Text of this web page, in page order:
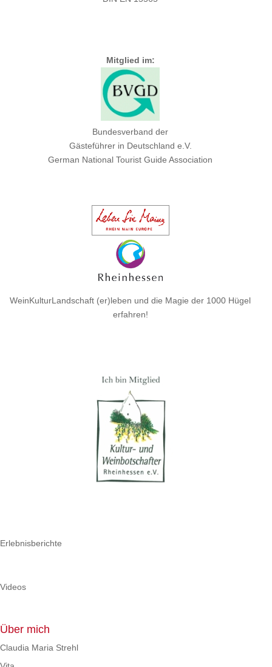
Mitglied im:
Bundesverband der
Gästeführer in Deutschland e.V.
German National Tourist Guide Association
WeinKulturLandschaft (er)leben und die Magie der 1000 Hügel
erfahren!
Erlebnisberichte
Videos
Über mich
Claudia Maria Strehl